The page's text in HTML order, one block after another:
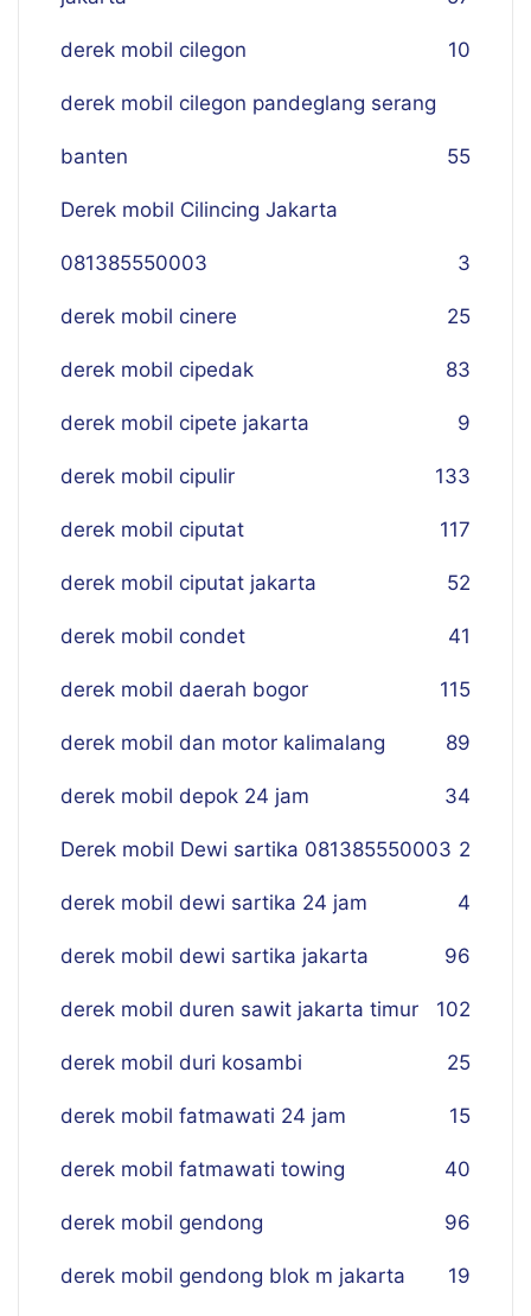
derek mobil cilegon 10
derek mobil cilegon pandeglang serang
banten 55
Derek mobil Cilincing Jakarta
081385550003 3
derek mobil cinere 25
derek mobil cipedak 83
derek mobil cipete jakarta 9
derek mobil cipulir 133
derek mobil ciputat 117
derek mobil ciputat jakarta 52
derek mobil condet 41
derek mobil daerah bogor 115
derek mobil dan motor kalimalang 89
derek mobil depok 24 jam 34
Derek mobil Dewi sartika 081385550003 2
derek mobil dewi sartika 24 jam 4
derek mobil dewi sartika jakarta 96
derek mobil duren sawit jakarta timur 102
derek mobil duri kosambi 25
derek mobil fatmawati 24 jam 15
derek mobil fatmawati towing 40
derek mobil gendong 96
derek mobil gendong blok m jakarta 19